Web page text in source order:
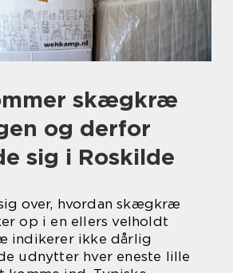
skægkræ
og derfor
sig i Roskilde
over, hvordan skægkræ
op i en ellers velholdt
indikerer ikke dårlig
udnytter hver eneste lille